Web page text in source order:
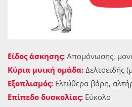
Είδος άσκησης: Απομόνωσης,
Κύρια μυική ομάδα: Δελτοειδής
Εξοπλισμός: Ελεύθερα βάρη,
Επίπεδο δυσκολίας: Εύκολο